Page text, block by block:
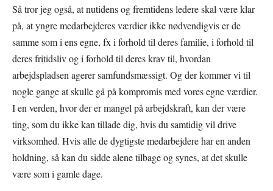
Så tror jeg også, at nutidens og fremtidens ledere skal være klar
på, at yngre medarbejderes værdier ikke nødvendigvis er de
samme som i ens egne, fx i forhold til deres familie, i forhold til
deres fritidsliv og i forhold til deres krav til, hvordan
arbejdspladsen agerer samfundsmæssigt. Og der kommer vi til
nogle gange at skulle gå på kompromis med vores egne værdier.
I en verden, hvor der er mangel på arbejdskraft, kan der være
ting, som du ikke kan tillade dig, hvis du samtidig vil drive
virksomhed. Hvis alle de dygtigste medarbejdere har en anden
holdning, så kan du sidde alene tilbage og synes, at det skulle
være som i gamle dage.